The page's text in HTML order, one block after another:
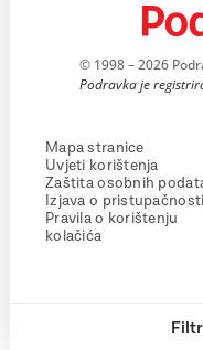
© 1998 – 2026
Podravka je
Mapa stranice
Uvjeti korištenja
Zaštita osobnih
Izjava o pristupačnosti
Pravila o korištenju
kolačića